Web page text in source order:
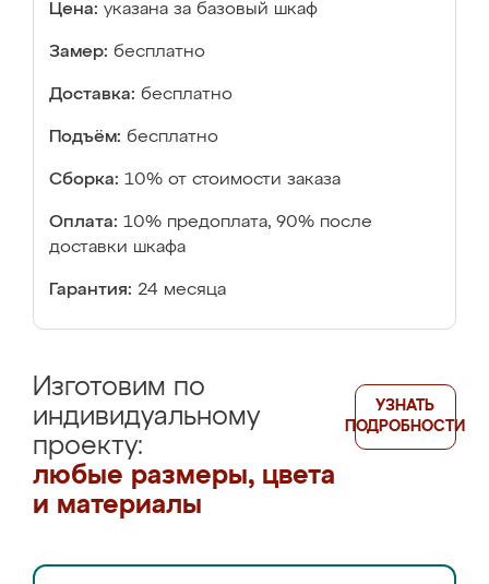
Цена: указана за базовый шкаф
Замер: бесплатно
Доставка: бесплатно
Подъём: бесплатно
Сборка: 10% от стоимости заказа
Оплата: 10% предоплата, 90% после
доставки шкафа
Гарантия: 24 месяца
Изготовим по
индивидуальному
проекту:
любые размеры, цвета
и материалы
УЗНАТЬ
ПОДРОБНОСТИ